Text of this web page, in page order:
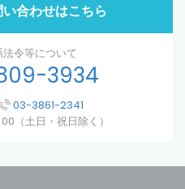
合わせはこちら
令等について
3934
03-3861-2341
（土日・祝日除く）